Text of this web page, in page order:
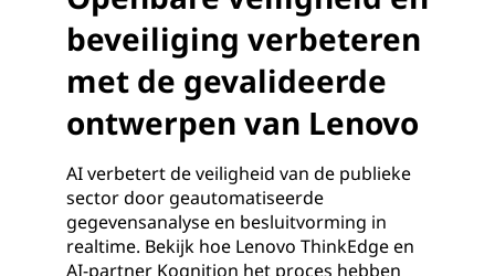
beveiliging verbeteren
met de gevalideerde
ontwerpen van Lenovo
AI verbetert de veiligheid van de publieke
sector door geautomatiseerde
gegevensanalyse en besluitvorming in
realtime. Bekijk hoe Lenovo ThinkEdge en
AI-partner Kognition het proces hebben